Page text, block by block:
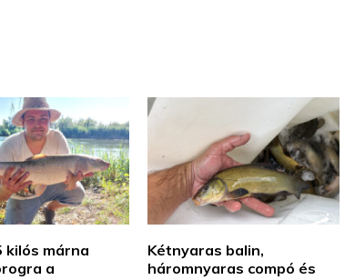
kilós márna
a
Kétnyaras balin,
háromnyaras compó és